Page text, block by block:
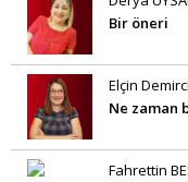
Bir öneri
Elçin Demirci
Ne zaman
Fahrettin